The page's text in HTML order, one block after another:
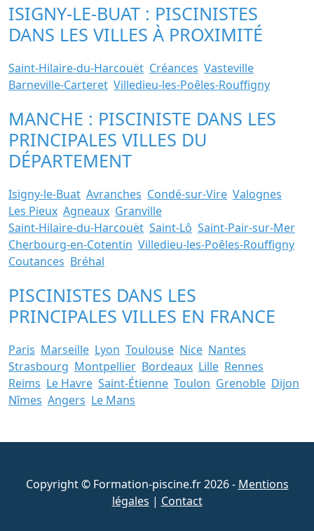
ISIGNY-LE-BUAT : PISCINISTES
DANS LES VILLES À PROXIMITÉ
Saint-Hilaire-du-Harcouët Créances Vasteville
Barneville-Carteret Villedieu-les-Poêles-Rouffigny
MANCHE : PISCINISTE DANS LES
PRINCIPALES VILLES DU
DÉPARTEMENT
Isigny-le-Buat Avranches Condé-sur-Vire Valognes
Les Pieux Agneaux Granville
Saint-Hilaire-du-Harcouët Saint-Lô Saint-Pair-sur-Mer
Cherbourg-en-Cotentin Villedieu-les-Poêles-Rouffigny
Coutances Bréhal
PISCINISTES DANS LES
PRINCIPALES VILLES EN FRANCE
Paris Marseille Lyon Toulouse Nice Nantes
Strasbourg Montpellier Bordeaux Lille Rennes
Reims Le Havre Saint-Étienne Toulon Grenoble Dijon
Nîmes Angers Le Mans
Copyright © Formation-piscine.fr 2026 - Mentions
légales | Contact